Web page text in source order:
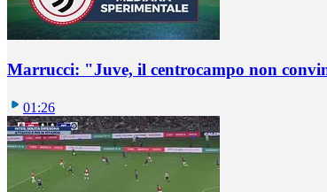
Marrucci: "Juve, il centrocampo non
01:26